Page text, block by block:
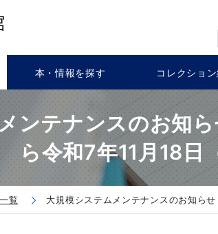
本・情報を探す コレクショ
ンテナンスのお知
ら令和7年11月18日
覧 大規模システムメンテナンスのお知ら